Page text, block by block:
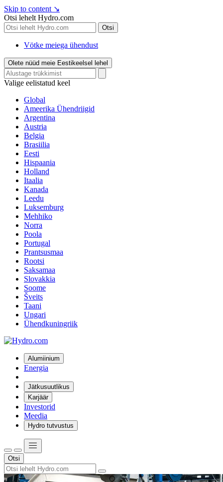
Skip to content ↘
Otsi lehelt Hydro.com
Otsi
Vötke meiega ühendust
Olete nüüd meie Eestikeelsel lehel
Valige eelistatud keel
Global
Ameerika Ühendriigid
Argentina
Austria
Belgia
Brasiilia
Eesti
Hispaania
Holland
Itaalia
Kanada
Leedu
Luksemburg
Mehhiko
Norra
Poola
Portugal
Prantsusmaa
Rootsi
Saksamaa
Slovakkia
Soome
Šveits
Taani
Ungari
Ühendkuningriik
Alumiinium
Energia
Jätkusuutlikus
Karjäär
Investorid
Meedia
Hydro tutvustus
Otsi